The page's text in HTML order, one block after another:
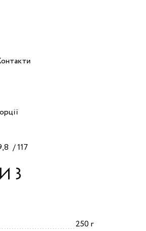
117
З
250 г